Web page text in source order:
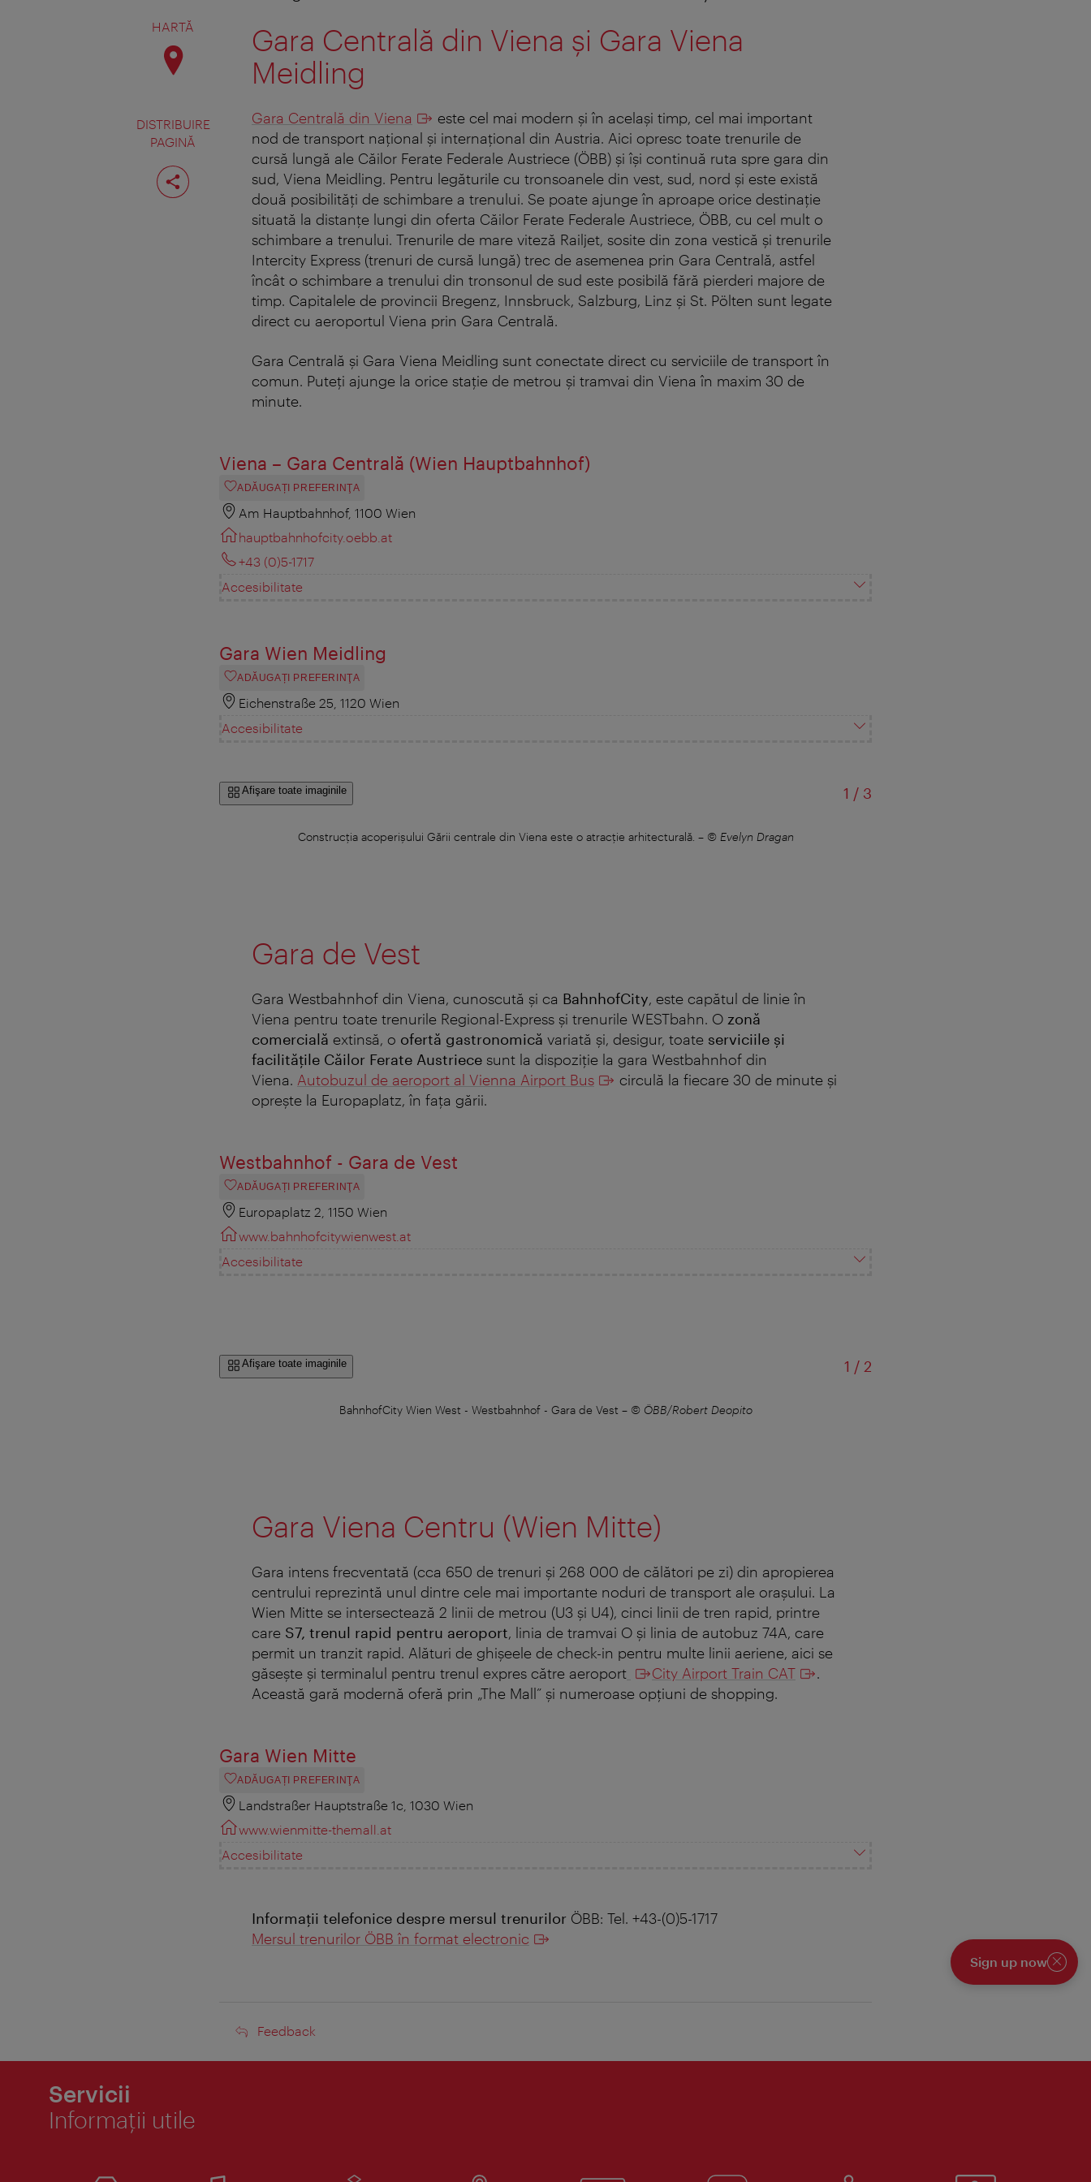
HARTĂ
DISTRIBUIRE
PAGINĂ
Distribuiţi
pagina
Gara Centrală din Viena şi Gara Viena
Meidling
Gara Centrală din Viena
este cel mai modern şi în acelaşi timp, cel mai important
nod de transport naţional şi internaţional din Austria. Aici opresc toate trenurile de
cursă lungă ale Căilor Ferate Federale Austriece (ÖBB) şi îşi continuă ruta spre gara din
sud, Viena Meidling. Pentru legăturile cu tronsoanele din vest, sud, nord şi este există
două posibilităţi de schimbare a trenului. Se poate ajunge în aproape orice destinaţie
situată la distanţe lungi din oferta Căilor Ferate Federale Austriece, ÖBB, cu cel mult o
schimbare a trenului. Trenurile de mare viteză Railjet, sosite din zona vestică şi trenurile
Intercity Express (trenuri de cursă lungă) trec de asemenea prin Gara Centrală, astfel
încât o schimbare a trenului din tronsonul de sud este posibilă fără pierderi majore de
timp. Capitalele de provincii Bregenz, Innsbruck, Salzburg, Linz şi St. Pölten sunt legate
direct cu aeroportul Viena prin Gara Centrală.
Gara Centrală şi Gara Viena Meidling sunt conectate direct cu serviciile de transport în
comun. Puteţi ajunge la orice staţie de metrou şi tramvai din Viena în maxim 30 de
minute.
Viena – Gara Centrală (Wien Hauptbahnhof)
ADĂUGAȚI PREFERINŢA
Am Hauptbahnhof, 1100 Wien
hauptbahnhofcity.oebb.at
+43 (0)5-1717
Accesibilitate
Gara Wien Meidling
ADĂUGAȚI PREFERINŢA
Eichenstraße 25, 1120 Wien
Accesibilitate
Afişare toate imaginile 1 /din
3
Construcția acoperișului Gării centrale din Viena este o atracţie arhitecturală. – © Evelyn Dragan
Gara de Vest
Gara Westbahnhof din Viena, cunoscută și ca BahnhofCity, este capătul de linie în
Viena pentru toate trenurile Regional-Express și trenurile WESTbahn. O zonă
comercială extinsă, o ofertă gastronomică variată și, desigur, toate serviciile și
facilitățile Căilor Ferate Austriece sunt la dispoziție la gara Westbahnhof din
Viena. Autobuzul de aeroport al Vienna Airport Bus
circulă la fiecare 30 de minute și
oprește la Europaplatz, în fața gării.
Westbahnhof - Gara de Vest
ADĂUGAȚI PREFERINŢA
Europaplatz 2, 1150 Wien
www.bahnhofcitywienwest.at
Accesibilitate
Afişare toate imaginile 1 /din
2
BahnhofCity Wien West - Westbahnhof - Gara de Vest – © ÖBB/Robert Deopito
Gara Viena Centru (Wien Mitte)
Gara intens frecventată (cca 650 de trenuri şi 268 000 de călători pe zi) din apropierea
centrului reprezintă unul dintre cele mai importante noduri de transport ale oraşului. La
Wien Mitte se intersectează 2 linii de metrou (U3 şi U4), cinci linii de tren rapid, printre
care S7, trenul rapid pentru aeroport, linia de tramvai O şi linia de autobuz 74A, care
permit un tranzit rapid. Alături de ghişeele de check-in pentru multe linii aeriene, aici se
găseşte şi terminalul pentru trenul expres către aeroport
City Airport Train CAT
.
Această gară modernă oferă prin „The Mall” şi numeroase opţiuni de shopping.
Gara Wien Mitte
ADĂUGAȚI PREFERINŢA
Landstraßer Hauptstraße 1c, 1030 Wien
www.wienmitte-themall.at
Accesibilitate
Informaţii telefonice despre mersul trenurilor ÖBB: Tel. +43-(0)5-1717
Mersul trenurilor ÖBB în format electronic
Feedback
Feedback
Sign up now
Servicii
Informaţii utile